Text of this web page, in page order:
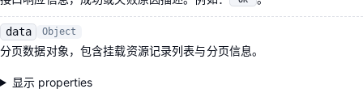
data Object
分页数据对象，包含挂载资源记录列表与分页信息。
显示 properties